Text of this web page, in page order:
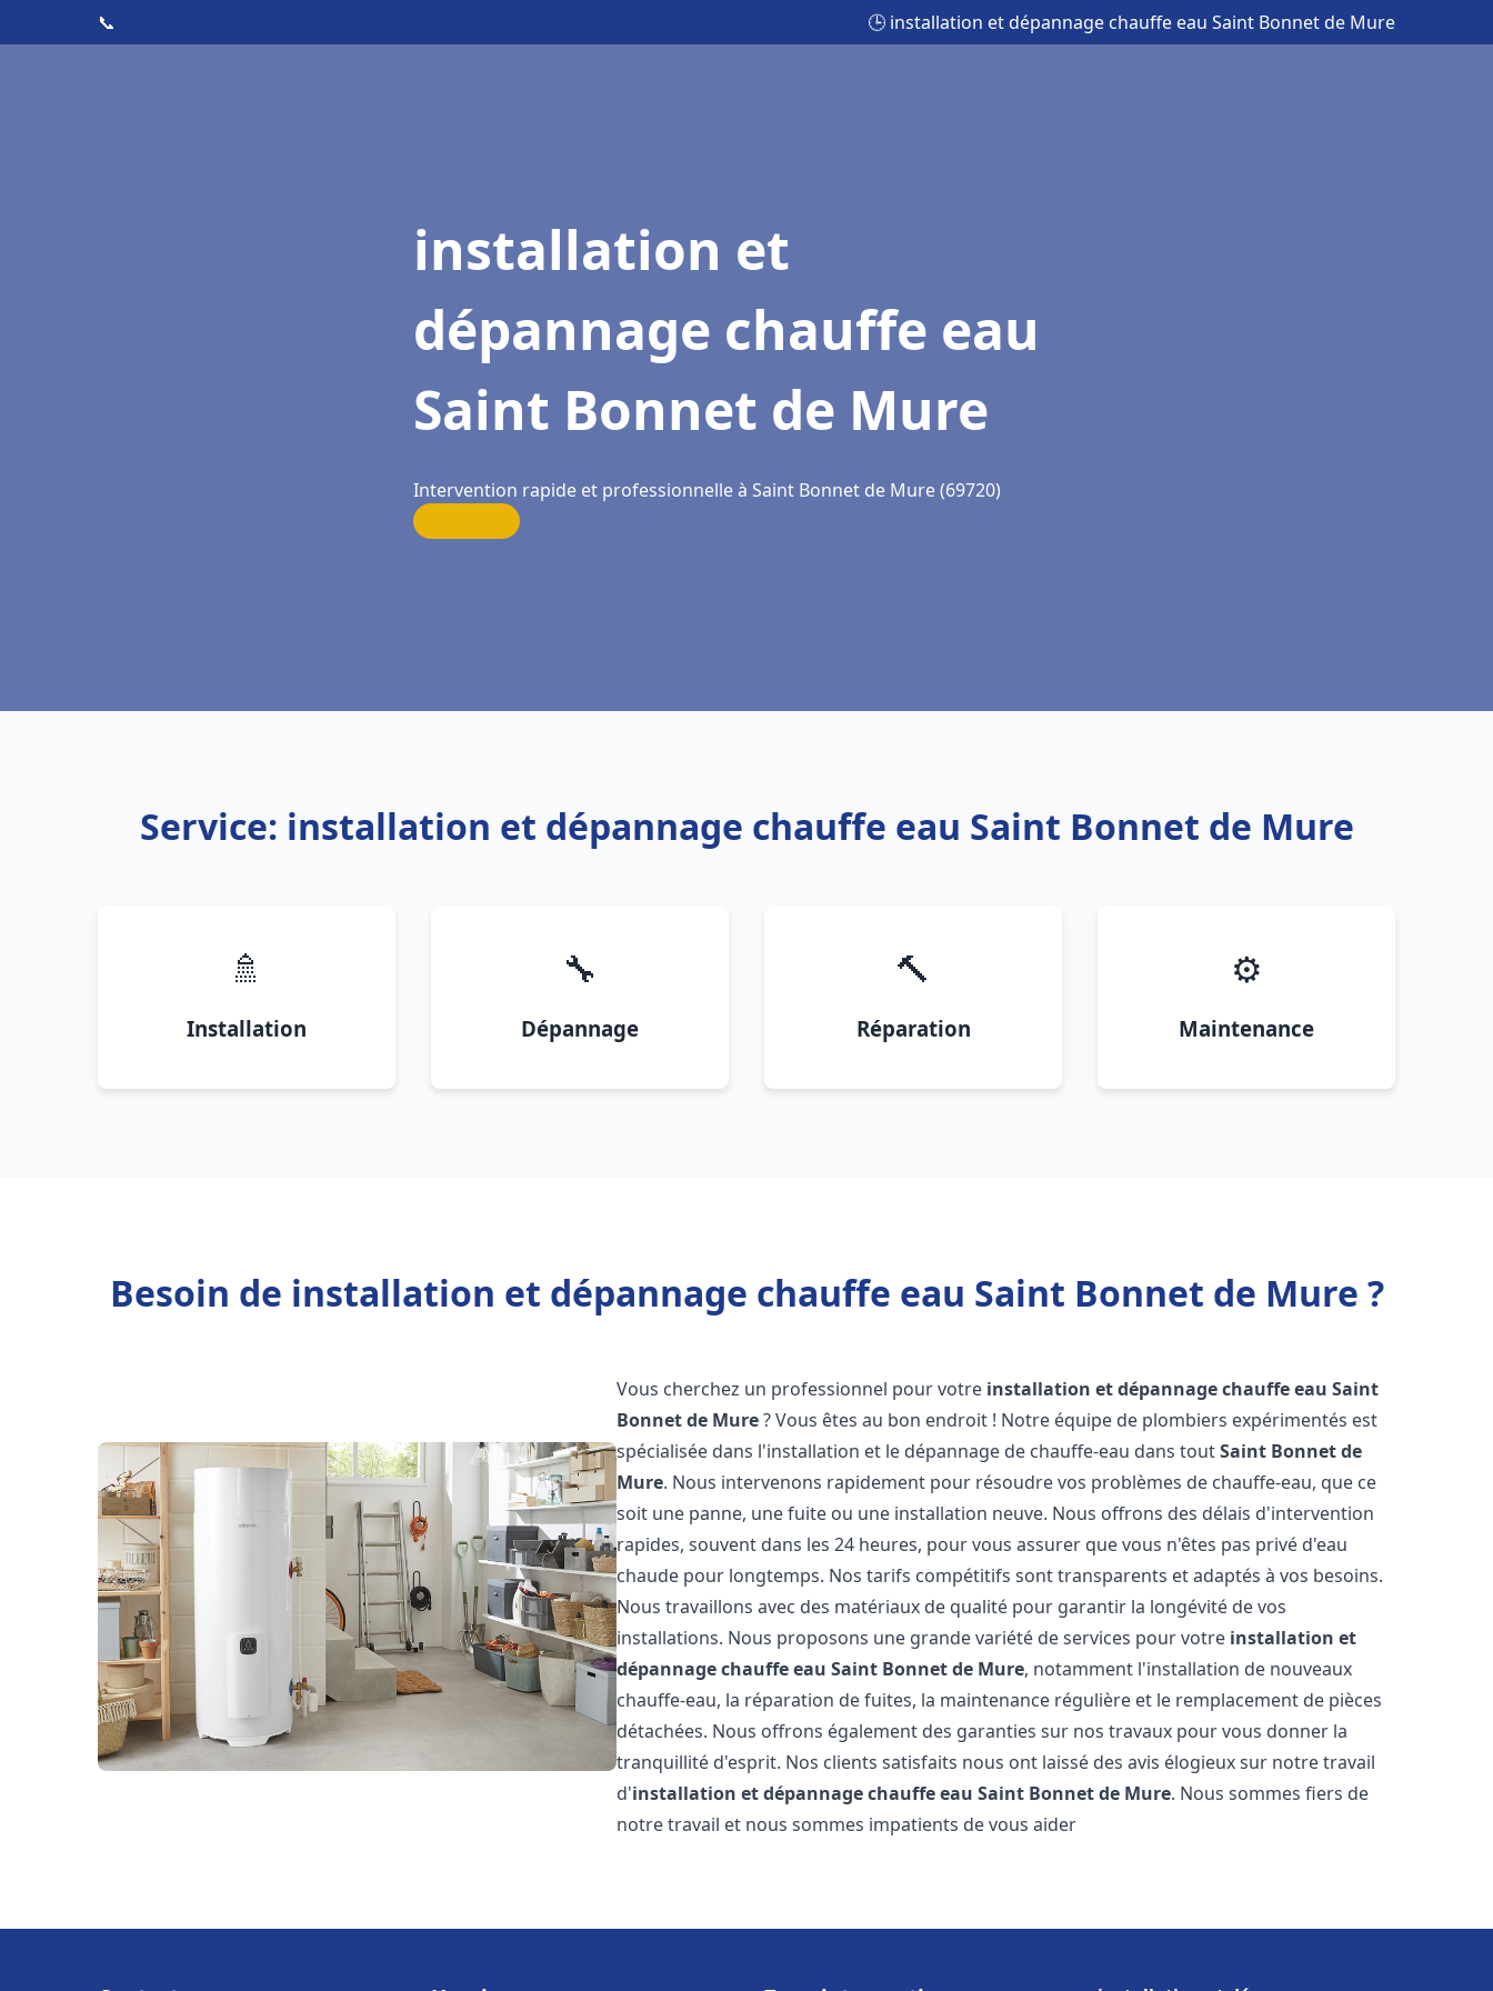
📞 🕒 installation et dépannage chauffe eau Saint Bonnet de Mure
installation et
dépannage chauffe eau
Saint Bonnet de Mure
Intervention rapide et professionnelle à Saint Bonnet de Mure (69720)
Service: installation et dépannage chauffe eau Saint Bonnet de Mure
🚿
Installation
🔧
Dépannage
🔨
Réparation
⚙️
Maintenance
Besoin de installation et dépannage chauffe eau Saint Bonnet de Mure ?
Vous cherchez un professionnel pour votre installation et dépannage chauffe eau Saint
Bonnet de Mure? Vous êtes au bon endroit ! Notre équipe de plombiers expérimentés est
spécialisée dans l'installation et le dépannage de chauffe-eau dans toutSaint Bonnet de
Mure. Nous intervenons rapidement pour résoudre vos problèmes de chauffe-eau, que ce
soit une panne, une fuite ou une installation neuve. Nous offrons des délais d'intervention
rapides, souvent dans les 24 heures, pour vous assurer que vous n'êtes pas privé d'eau
chaude pour longtemps. Nos tarifs compétitifs sont transparents et adaptés à vos besoins.
Nous travaillons avec des matériaux de qualité pour garantir la longévité de vos
installations. Nous proposons une grande variété de services pour votre installation et
dépannage chauffe eau Saint Bonnet de Mure, notamment l'installation de nouveaux
chauffe-eau, la réparation de fuites, la maintenance régulière et le remplacement de pièces
détachées. Nous offrons également des garanties sur nos travaux pour vous donner la
tranquillité d'esprit. Nos clients satisfaits nous ont laissé des avis élogieux sur notre travail
d'installation et dépannage chauffe eau Saint Bonnet de Mure. Nous sommes fiers de
notre travail et nous sommes impatients de vous aider